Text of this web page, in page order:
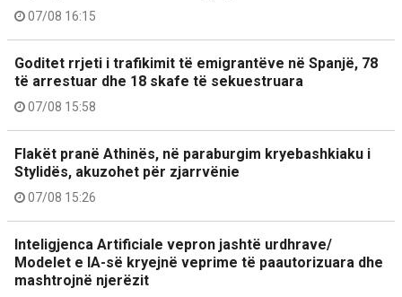
07/08 16:15
Goditet rrjeti i trafikimit të emigrantëve në Spanjë, 78
të arrestuar dhe 18 skafe të sekuestruara
07/08 15:58
Flakët pranë Athinës, në paraburgim kryebashkiaku i
Stylidës, akuzohet për zjarrvënie
07/08 15:26
Inteligjenca Artificiale vepron jashtë urdhrave/
Modelet e IA-së kryejnë veprime të paautorizuara dhe
mashtrojnë njerëzit